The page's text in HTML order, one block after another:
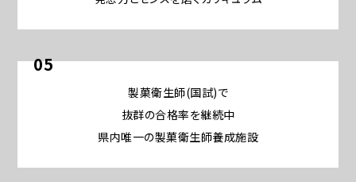
05
製菓衛生師(国試)で
抜群の合格率を継続中
県内唯一の製菓衛生師養成施設